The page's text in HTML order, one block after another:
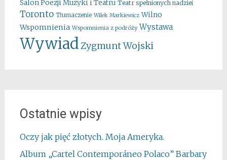
Salon Poezji Muzyki i Teatru Teatr spełnionych nadziei
Toronto Tłumaczenie Wilek Markiewicz Wilno
Wspomnienia Wspomnienia z podróży Wystawa
WywiadZygmunt Wojski
Ostatnie wpisy
Oczy jak pięć złotych. Moja Ameryka.
Album „Cartel Contemporáneo Polaco” Barbary